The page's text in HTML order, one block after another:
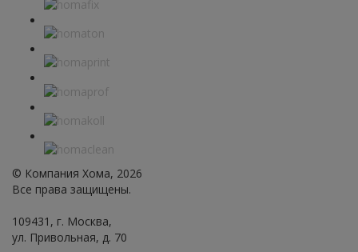
© Компания Хома, 2026
Все права защищены.
109431, г. Москва,
ул. Привольная, д. 70